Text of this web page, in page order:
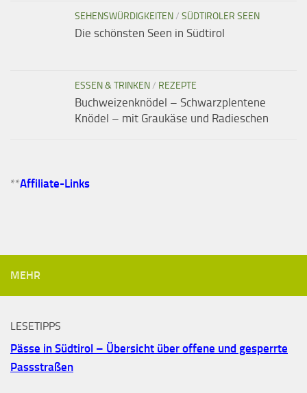
SEHENSWÜRDIGKEITEN/ SÜDTIROLER SEEN
Die schönsten Seen in Südtirol
ESSEN & TRINKEN/ REZEPTE
Buchweizenknödel – Schwarzplentene
Knödel – mit Graukäse und Radieschen
**Affiliate-Links
MEHR
LESETIPPS
Pässe in Südtirol – Übersicht über offene und gesperrte
Passstraßen